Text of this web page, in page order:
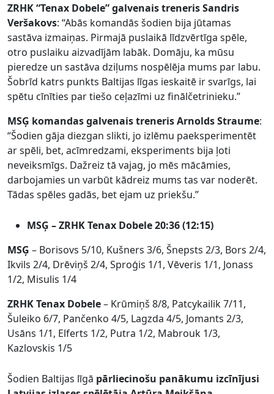
ZRHK “Tenax Dobele” galvenais treneris Sandris
Veršakovs: “Abās komandās šodien bija jūtamas
sastāva izmaiņas. Pirmajā puslaikā līdzvērtīga spēle,
otro puslaiku aizvadījām labāk. Domāju, ka mūsu
pieredze un sastāva dziļums nospēlēja mums par labu.
Šobrīd katrs punkts Baltijas līgas ieskaitē ir svarīgs, lai
spētu cīnīties par tiešo ceļazīmi uz finālčetrinieku.”
MSĢ komandas galvenais treneris Arnolds Straume:
“Šodien gāja diezgan slikti, jo izlēmu paeksperimentēt
ar spēli, bet, acīmredzami, eksperiments bija ļoti
neveiksmīgs. Dažreiz tā vajag, jo mēs mācāmies,
darbojamies un varbūt kādreiz mums tas var noderēt.
Tādas spēles gadās, bet ejam uz priekšu.”
MSĢ – ZRHK Tenax Dobele 20:36 (12:15)
MSĢ – Borisovs 5/10, Kušners 3/6, Šnepsts 2/3, Bors 2/4,
Ikvils 2/4, Drēviņš 2/4, Sproģis 1/1, Vēveris 1/1, Jonass
1/2, Misulis 1/4
ZRHK Tenax Dobele– Krūmiņš 8/8, Patcykailik 7/11,
Šuleiko 6/7, Pančenko 4/5, Lagzda 4/5, Jomants 2/3,
Usāns 1/1, Elferts 1/2, Putra 1/2, Mabrouk 1/3,
Kazlovskis 1/5
Šodien Baltijas līgā pārliecinošu panākumu izcīnījusi